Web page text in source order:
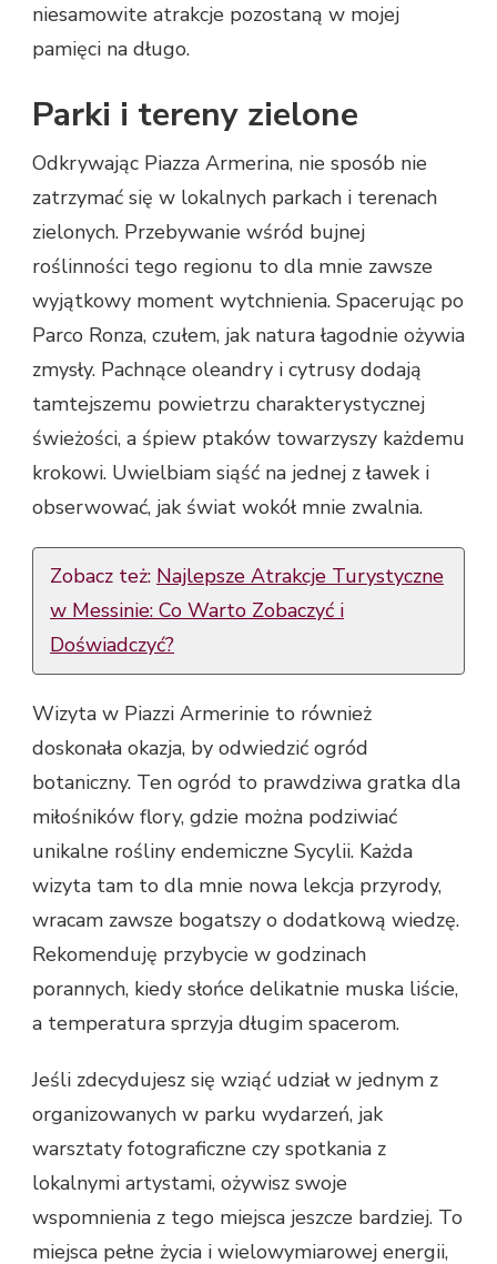
niesamowite atrakcje pozostaną w mojej
pamięci na długo.
Parki i tereny zielone
Odkrywając Piazza Armerina, nie sposób nie
zatrzymać się w lokalnych parkach i terenach
zielonych. Przebywanie wśród bujnej
roślinności tego regionu to dla mnie zawsze
wyjątkowy moment wytchnienia. Spacerując po
Parco Ronza, czułem, jak natura łagodnie ożywia
zmysły. Pachnące oleandry i cytrusy dodają
tamtejszemu powietrzu charakterystycznej
świeżości, a śpiew ptaków towarzyszy każdemu
krokowi. Uwielbiam siąść na jednej z ławek i
obserwować, jak świat wokół mnie zwalnia.
Zobacz też: Najlepsze Atrakcje Turystyczne
w Messinie: Co Warto Zobaczyć i
Doświadczyć?
Wizyta w Piazzi Armerinie to również
doskonała okazja, by odwiedzić ogród
botaniczny. Ten ogród to prawdziwa gratka dla
miłośników flory, gdzie można podziwiać
unikalne rośliny endemiczne Sycylii. Każda
wizyta tam to dla mnie nowa lekcja przyrody,
wracam zawsze bogatszy o dodatkową wiedzę.
Rekomenduję przybycie w godzinach
porannych, kiedy słońce delikatnie muska liście,
a temperatura sprzyja długim spacerom.
Jeśli zdecydujesz się wziąć udział w jednym z
organizowanych w parku wydarzeń, jak
warsztaty fotograficzne czy spotkania z
lokalnymi artystami, ożywisz swoje
wspomnienia z tego miejsca jeszcze bardziej. To
miejsca pełne życia i wielowymiarowej energii,